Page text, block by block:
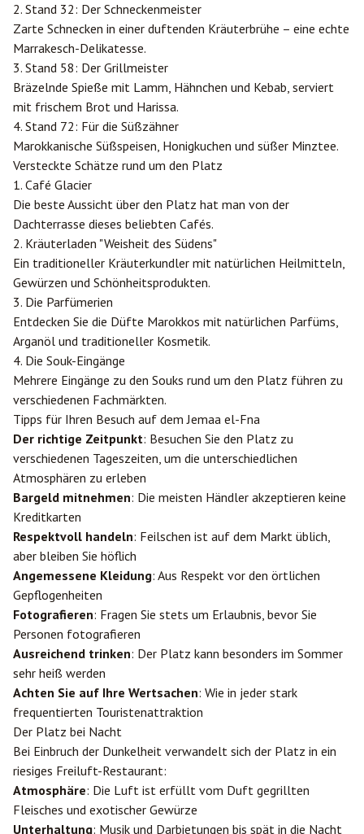
2. Stand 32: Der Schneckenmeister
Zarte Schnecken in einer duftenden Kräuterbrühe – eine echte
Marrakesch-Delikatesse.
3. Stand 58: Der Grillmeister
Bräzelnde Spieße mit Lamm, Hähnchen und Kebab, serviert
mit frischem Brot und Harissa.
4. Stand 72: Für die Süßzähner
Marokkanische Süßspeisen, Honigkuchen und süßer Minztee.
Versteckte Schätze rund um den Platz
1. Café Glacier
Die beste Aussicht über den Platz hat man von der
Dachterrasse dieses beliebten Cafés.
2. Kräuterladen "Weisheit des Südens"
Ein traditioneller Kräuterkundler mit natürlichen Heilmitteln,
Gewürzen und Schönheitsprodukten.
3. Die Parfümerien
Entdecken Sie die Düfte Marokkos mit natürlichen Parfüms,
Arganöl und traditioneller Kosmetik.
4. Die Souk-Eingänge
Mehrere Eingänge zu den Souks rund um den Platz führen zu
verschiedenen Fachmärkten.
Tipps für Ihren Besuch auf dem Jemaa el-Fna
Der richtige Zeitpunkt: Besuchen Sie den Platz zu
verschiedenen Tageszeiten, um die unterschiedlichen
Atmosphären zu erleben
Bargeld mitnehmen: Die meisten Händler akzeptieren keine
Kreditkarten
Respektvoll handeln: Feilschen ist auf dem Markt üblich,
aber bleiben Sie höflich
Angemessene Kleidung: Aus Respekt vor den örtlichen
Gepflogenheiten
Fotografieren: Fragen Sie stets um Erlaubnis, bevor Sie
Personen fotografieren
Ausreichend trinken: Der Platz kann besonders im Sommer
sehr heiß werden
Achten Sie auf Ihre Wertsachen: Wie in jeder stark
frequentierten Touristenattraktion
Der Platz bei Nacht
Bei Einbruch der Dunkelheit verwandelt sich der Platz in ein
riesiges Freiluft-Restaurant:
Atmosphäre: Die Luft ist erfüllt vom Duft gegrillten
Fleisches und exotischer Gewürze
Unterhaltung: Musik und Darbietungen bis spät in die Nacht